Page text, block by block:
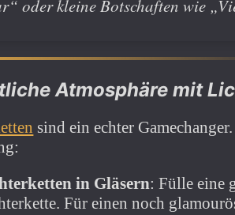
oder kleine Botschaften wie
Atmosphäre mit
sind ein echter
in Gläsern: Fülle eine
Für einen noch